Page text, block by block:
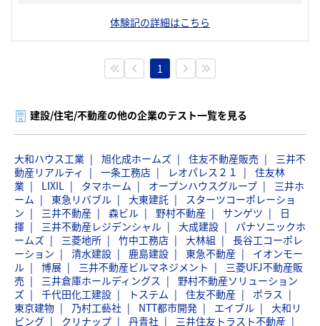
体験記の詳細はこちら
1
建設/住宅/不動産の他の企業のテスト一覧を見る
大和ハウス工業 旭化成ホームズ 住友不動産販売
三井不
動産リアルティ
一条工務店 レオパレス２１
住友林
業
LIXIL タマホーム オープンハウスグループ
三井ホ
ーム
東急リバブル 大東建託
スターツコーポレーショ
ン
三井不動産 森ビル 野村不動産 サンゲツ
日
揮
三井不動産レジデンシャル 大成建設
パナソニックホ
ームズ
三菱地所 竹中工務店 大林組
長谷工コーポレ
ーション
清水建設 鹿島建設 東急不動産
イオンモー
ル
博展 三井不動産ビルマネジメント
三菱UFJ不動産販
売
三井倉庫ホールディングス
野村不動産ソリューション
ズ
千代田化工建設 トステム 住友不動産
ポラス
東京建物
乃村工藝社 NTT都市開発 エイブル
大和リ
ビング
クリナップ 丹青社
三井住友トラスト不動産